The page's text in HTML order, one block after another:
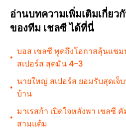
อ่านบทความเพิ่มเติมเกี่ยว
ของทีม เชลซี ได้ที่นี่
•
บอส เชลซี พูดถึงโอกาสลุ้นแช
สเปอร์ส สุดมัน 4-3
•
นายใหญ่ สเปอร์ส ยอมรับสุดเจ็
บ้าน
•
มาเรสก้า เปิดใจหลังพา เชลซี
สามแต้ม